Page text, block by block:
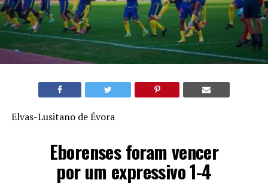
Elvas-Lusitano de Évora
Eborenses foram vencer
por um expressivo 1-4